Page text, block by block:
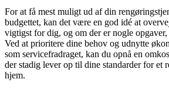
For at få mest muligt ud af din
budgettet, kan det være en god idé at
vigtigst for dig, og om der er nogle
Ved at prioritere dine behov og udnytte
som servicefradraget, kan du opnå en
der stadig lever op til dine standarder for et
hjem.